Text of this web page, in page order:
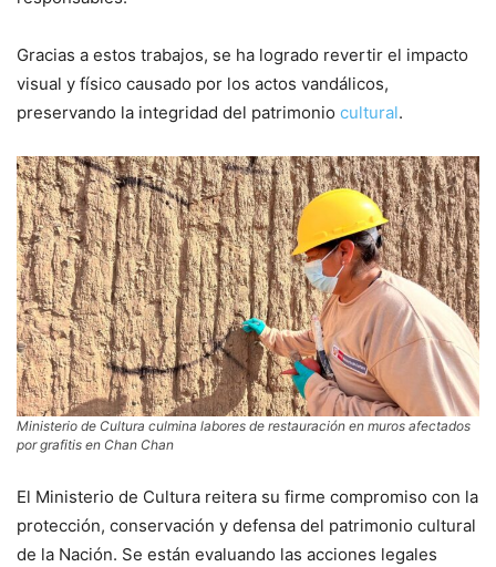
Gracias a estos trabajos, se ha logrado revertir el impacto
visual y físico causado por los actos vandálicos,
preservando la integridad del patrimonio cultural.
Ministerio de Cultura culmina labores de restauración en muros afectados
por grafitis en Chan Chan
El Ministerio de Cultura reitera su firme compromiso con la
protección, conservación y defensa del patrimonio cultural
de la Nación. Se están evaluando las acciones legales